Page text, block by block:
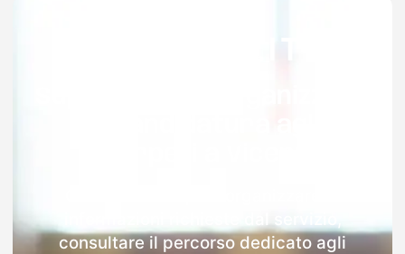
consultare il percorso dedicato agli